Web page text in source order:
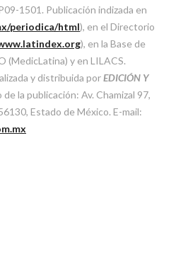
1501. Publicación indizada en
periodica/html), en el Directorio
), en la Base de
(MedicLatina) y en LILACS.
y distribuida porEDICIÓN Y
de la publicación: Av. Chamizal 97,
Estado de México. E-mail: